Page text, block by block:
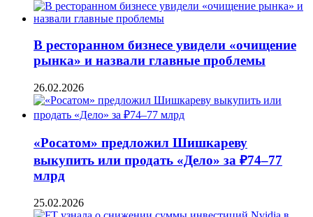
В ресторанном бизнесе увидели «очищение
рынка» и назвали главные проблемы
26.02.2026
«Росатом» предложил Шишкареву
выкупить или продать «Дело» за ₽74–77
млрд
25.02.2026